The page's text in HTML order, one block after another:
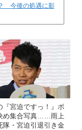
今後の処遇に影
『宮迫ですっ！』ポ
め集合写真……雨上
隊・宮迫引退引き金